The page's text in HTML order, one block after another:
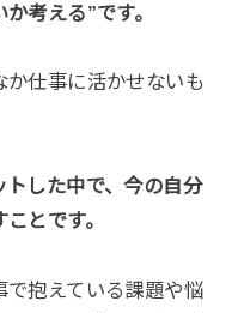
考える”です。
仕事に活かせないも
した中で、今の自分
とです。
で抱えている課題や悩